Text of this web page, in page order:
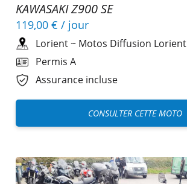
KAWASAKI Z900 SE
119,00 € / jour
Lorient~ Motos Diffusion Lorient
Permis A
Assurance incluse
CONSULTER CETTE MOTO